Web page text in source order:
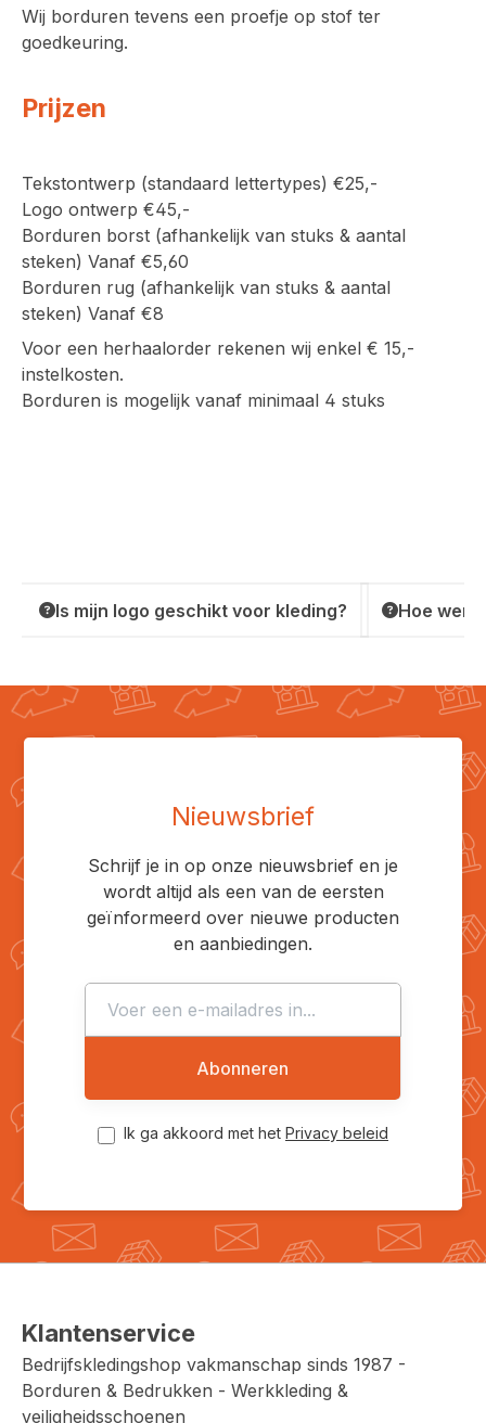
Wij borduren tevens een proefje op stof ter
goedkeuring.
Prijzen
Tekstontwerp (standaard lettertypes) €25,-
Logo ontwerp €45,-
Borduren borst (afhankelijk van stuks & aantal
steken) Vanaf €5,60
Borduren rug (afhankelijk van stuks & aantal
steken) Vanaf €8
Voor een herhaalorder rekenen wij enkel € 15,-
instelkosten.
Borduren is mogelijk vanaf minimaal 4 stuks
Is mijn logo geschikt voor kleding? Hoe
Nieuwsbrief
Schrijf je in op onze nieuwsbrief en je
wordt altijd als een van de eersten
geïnformeerd over nieuwe producten
en aanbiedingen.
Abonneren
Ik ga akkoord met het Privacy beleid
Klantenservice
Bedrijfskledingshop vakmanschap sinds 1987 -
Borduren & Bedrukken - Werkkleding &
veiligheidsschoenen